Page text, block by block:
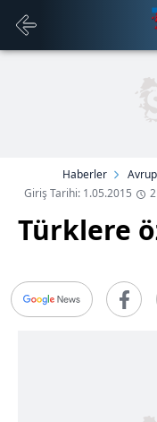
Haberler
Giriş Tarihi: 1.05.2015
Türklere